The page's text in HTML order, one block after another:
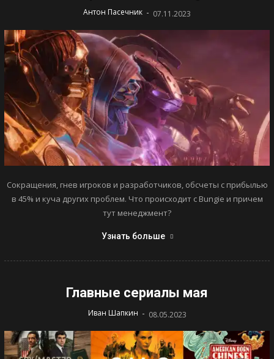
Антон Пасечник - 07.11.2023
Сокращения, гнев игроков и разработчиков, обсчеты с прибылью
в 45% и куча других проблем. Что происходит с Bungie и причем
тут менеджмент?
Узнать больше
Главные сериалы мая
Иван Шапкин - 08.05.2023